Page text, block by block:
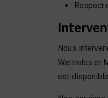
Respect
Nous
Wattrelos et
est